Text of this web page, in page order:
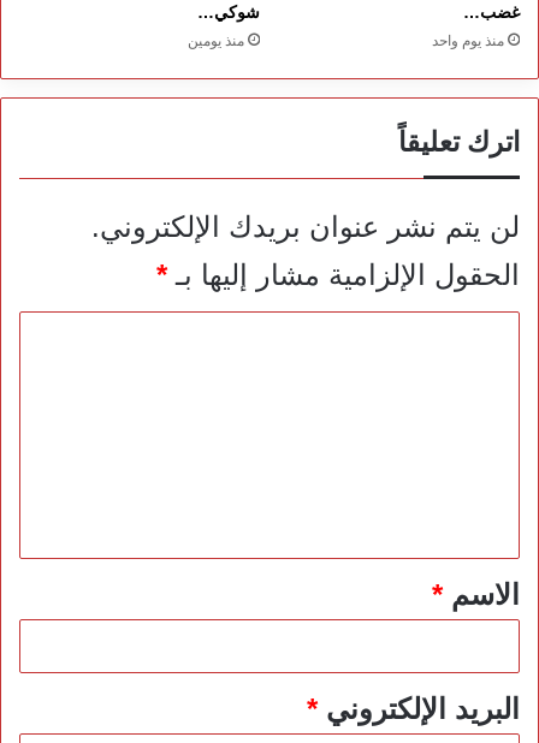
غضب…
منذ يوم واحد
شوكي…
منذ يومين
اترك تعليقاً
لن يتم نشر عنوان بريدك الإلكتروني.
الحقول الإلزامية مشار إليها بـ*
*الاسم*
البريد الإلكتروني*